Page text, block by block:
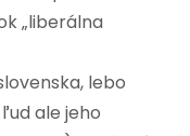
„liberálna
lebo
ale jeho